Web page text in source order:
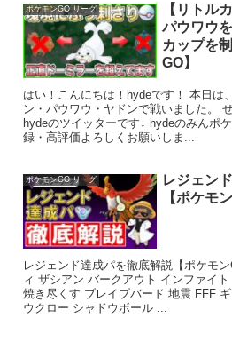
ポケモンGO リーグ
【リトル
パウワウ
カップを
GO】
はい！こんにちは！hydeです！ 本日は
ン・パウワウ・ヤドンで戦いました。
hydeのツイッターです↓ hydeのみんポ
録・高評価よろしくお願いしま...
ポケモンGO リーグ
レジェン
【ポケモ
レジェンド達成パを徹底解説【ポケモ
ィ ザシアン バークアウト インファイ
焼き尽くす ブレイブバード 地震 FFF
ウクロー シャドウボール ...